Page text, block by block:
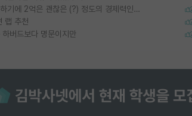
박사진학하기에 2억은 괜찮은 (?) 정도의 경제력인가요
랩 추천
하버드보다 명문이지만